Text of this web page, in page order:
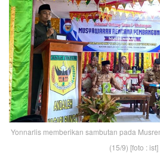
Yonnarlis memberikan sambutan pada
(15/9) [foto : ist]